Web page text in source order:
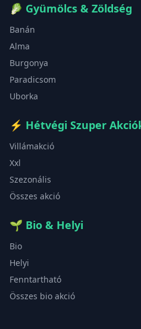
🥬 Gyümölcs & Zöldség
Banán
Alma
Burgonya
Paradicsom
Uborka
⚡ Hétvégi Szuper
Villámakció
Xxl
Szezonális
Összes akció
🌱 Bio & Helyi
Bio
Helyi
Fenntartható
Összes bio akció